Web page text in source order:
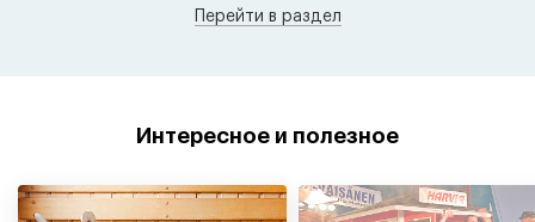
Перейти в раздел
Интересное и полезное